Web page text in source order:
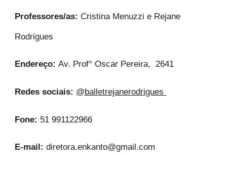
Professores/as:Cristina Menuzzi e Rejane
Rodrigues
Endereço:Av. Prof° Oscar Pereira, 2641
Redes sociais: @balletrejanerodrigues
Fone: 51 991122966
E-mail:diretora.enkanto@gmail.com